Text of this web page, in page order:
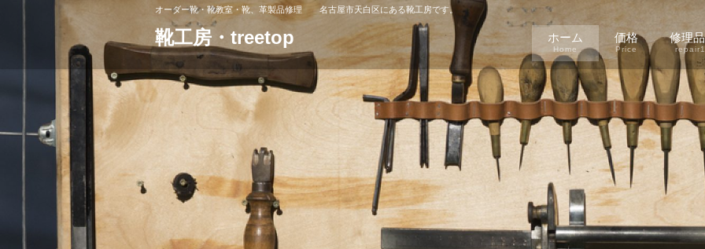
オーダー靴・靴教室・靴、革製品修理 名古屋市天白区にある靴工房です。
靴工房・treetop ホーム
Home
価格
Price
修理
repair1